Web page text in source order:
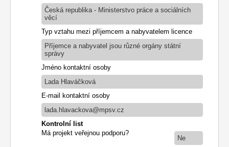
Česká republika - Ministerstvo práce a sociálních
věcí
Typ vztahu mezi příjemcem a nabyvatelem licence
Příjemce a nabyvatel jsou různé orgány státní
správy
Jméno kontaktní osoby
Lada Hlaváčková
E-mail kontaktní osoby
lada.hlavackova@mpsv.cz
Kontrolní list
Má projekt veřejnou podporu?
Ne